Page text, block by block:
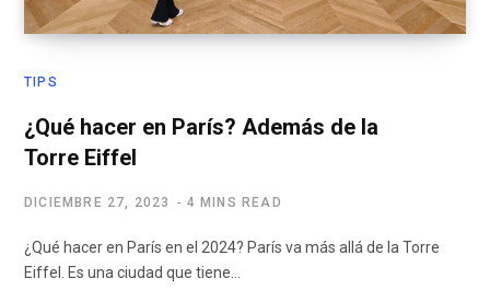
TIPS
¿Qué hacer en París? Además de la
Torre Eiffel
DICIEMBRE 27, 2023 4 MINS READ
¿Qué hacer en París en el 2024? París va más allá de la Torre
Eiffel. Es una ciudad que tiene…